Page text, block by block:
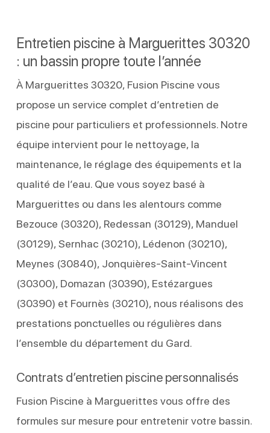
Entretien piscine à Marguerittes 30320
: un bassin propre toute l’année
À Marguerittes 30320, Fusion Piscine vous
propose un service complet d’entretien de
piscine pour particuliers et professionnels. Notre
équipe intervient pour le nettoyage, la
maintenance, le réglage des équipements et la
qualité de l’eau. Que vous soyez basé à
Marguerittes ou dans les alentours comme
Bezouce (30320), Redessan (30129), Manduel
(30129), Sernhac (30210), Lédenon (30210),
Meynes (30840), Jonquières-Saint-Vincent
(30300), Domazan (30390), Estézargues
(30390) et Fournès (30210), nous réalisons des
prestations ponctuelles ou régulières dans
l’ensemble du département du Gard.
Contrats d’entretien piscine personnalisés
Fusion Piscine à Marguerittes vous offre des
formules sur mesure pour entretenir votre bassin.